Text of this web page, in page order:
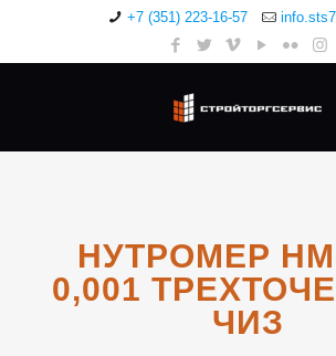
+7 (351) 223-16-57
НУТРОМЕР
0,001
ЧИЗ